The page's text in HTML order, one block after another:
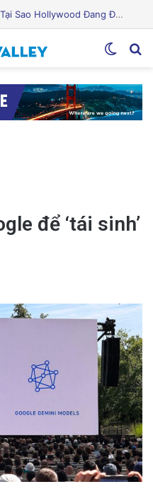
Puerto Rico Bắt Đầu Cắt Giảm Nước Giữa Cuộc Khủng Hoảng Hạn Hán: “Thật Khắc Nghiệt”
để ‘tái sinh’